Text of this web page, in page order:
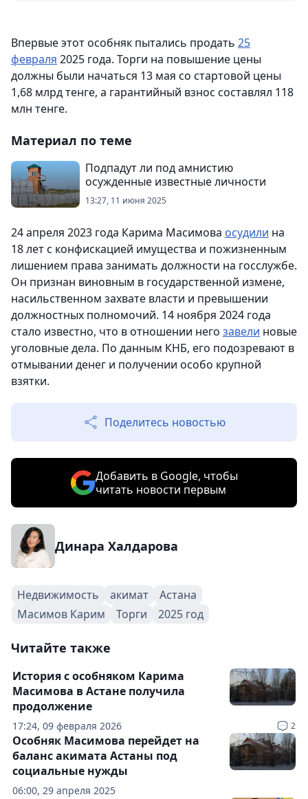
Впервые этот особняк пытались продать 25
февраля 2025 года. Торги на повышение цены
должны были начаться 13 мая со стартовой цены
1,68 млрд тенге, а гарантийный взнос составлял 118
млн тенге.
Материал по теме
Подпадут ли под амнистию
осужденные известные личности
13:27, 11 июня 2025
24 апреля 2023 года Карима Масимова осудили на
18 лет с конфискацией имущества и пожизненным
лишением права занимать должности на госслужбе.
Он признан виновным в государственной измене,
насильственном захвате власти и превышении
должностных полномочий. 14 ноября 2024 года
стало известно, что в отношении него завели новые
уголовные дела. По данным КНБ, его подозревают в
отмывании денег и получении особо крупной
взятки.
Поделитесь новостью
Добавить в Google, чтобы
читать новости первым
Динара Халдарова
Недвижимость акимат
Астана
Масимов Карим
Торги 2025 год
Читайте также
17:24, 09 февраля 2026 2
История с особняком Карима
Масимова в Астане получила
продолжение
06:00, 29 апреля 2025
Особняк Масимова перейдет на
баланс акимата Астаны под
социальные нужды